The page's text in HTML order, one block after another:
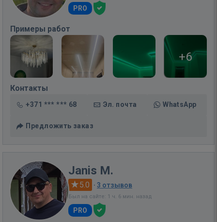
PRO
Примеры работ
+6
Контакты
+371 *** *** 68 Эл. почта WhatsApp
Предложить заказ
Janis M.
5.0 · 3 отзывов
Был на сайте: 1 ч. 6 мин. назад
PRO